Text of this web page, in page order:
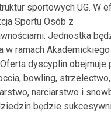
sportowych UG. W
Sportu Osób z
Jednostka
w ramach
dyscyplin obejmuje
bowling,
narciarstwo i
będzie